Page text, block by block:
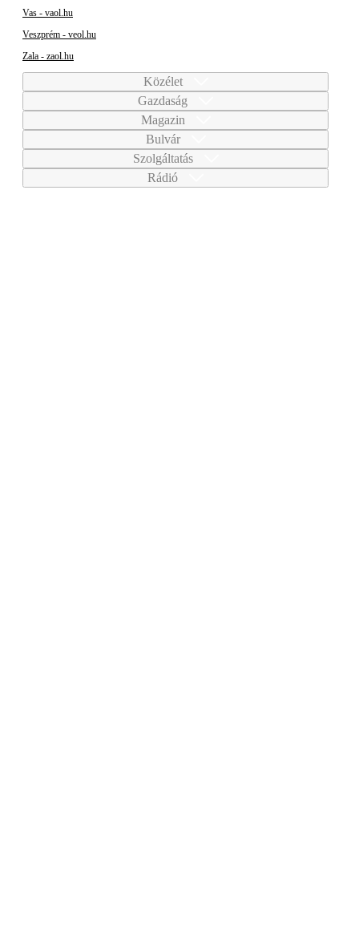
Vas - vaol.hu
Veszprém - veol.hu
Zala - zaol.hu
Közélet
Gazdaság
Magazin
Bulvár
Szolgáltatás
Rádió